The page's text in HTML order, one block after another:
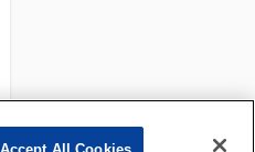
Accept All Cookies